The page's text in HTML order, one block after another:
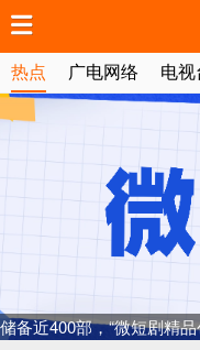
热点 广电网络 电视
储备近400部，“微短剧精
中国广电：编制一
AI赋能微短剧产业“
“纵深推进”系统性变